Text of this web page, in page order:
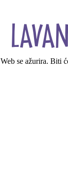
Web se ažurira. Biti